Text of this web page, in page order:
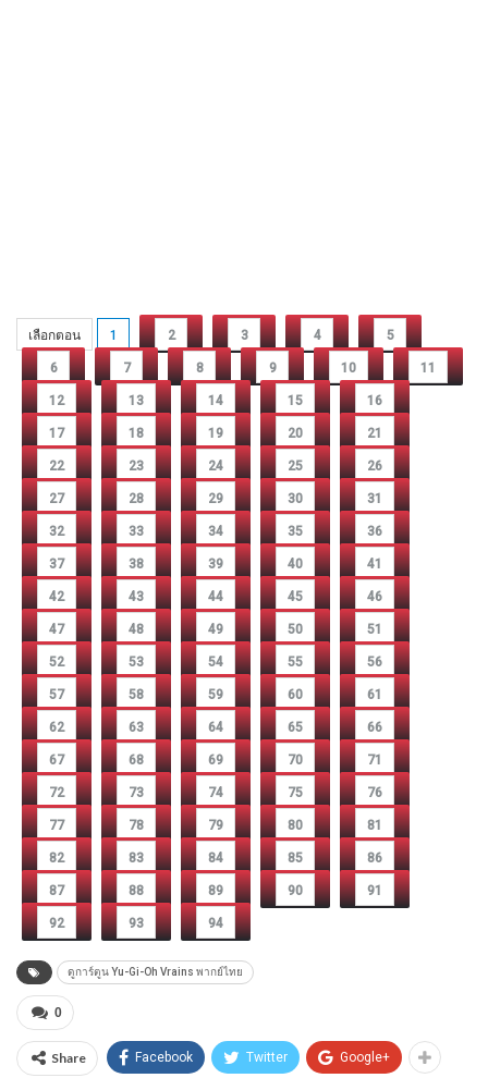
เลือกตอน 1 2 3 4 5
6 7 8 9 10 11
12 13 14 15 16
17 18 19 20 21
22 23 24 25 26
27 28 29 30 31
32 33 34 35 36
37 38 39 40 41
42 43 44 45 46
47 48 49 50 51
52 53 54 55 56
57 58 59 60 61
62 63 64 65 66
67 68 69 70 71
72 73 74 75 76
77 78 79 80 81
82 83 84 85 86
87 88 89 90 91
92 93 94
ดูการ์ตูน Yu-Gi-Oh Vrains พากย์ไทย
0
Share Facebook Twitter Google+